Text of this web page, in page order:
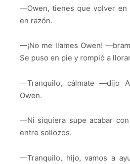
—Owen, tienes que volver
en razón.
—¡No me llames Owen!
Se puso en pie y rompió a
—Tranquilo, cálmate —dijo
Owen.
—Ni siquiera supe acabar
entre sollozos.
—Tranquilo, hijo, vamos a